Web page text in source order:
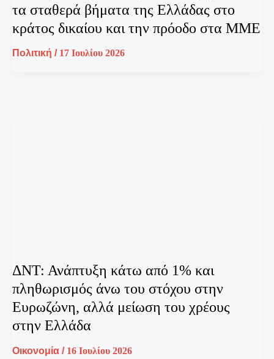
τα σταθερά βήματα της Ελλάδας στο
κράτος δικαίου και την πρόοδο στα ΜΜΕ
Πολιτική / 17 Ιουλίου 2026
ΔΝΤ: Ανάπτυξη κάτω από 1% και
πληθωρισμός άνω του στόχου στην
Ευρωζώνη, αλλά μείωση του χρέους
στην Ελλάδα
Οικονομία / 16 Ιουλίου 2026